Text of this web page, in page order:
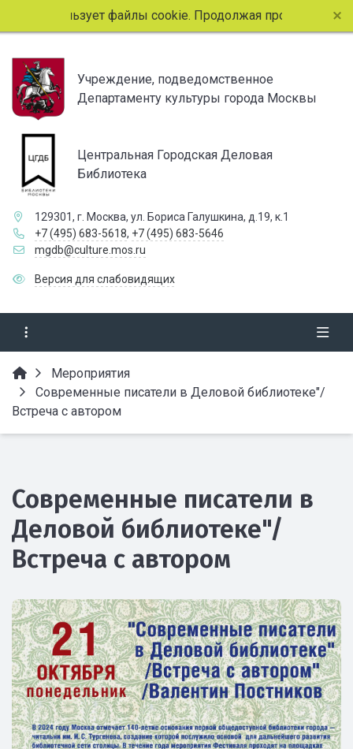
использует файлы cookie. Продолжая просмотр
Учреждение, подведомственное
Департаменту культуры города Москвы
Центральная Городская Деловая
Библиотека
129301, г. Москва, ул. Бориса Галушкина, д.19, к.1
+7 (495) 683-5618, +7 (495) 683-5646
mgdb@culture.mos.ru
Версия для слабовидящих
Мероприятия
Современные писатели в Деловой библиотеке"/
Встреча с автором
Современные писатели в
Деловой библиотеке"/
Встреча с автором